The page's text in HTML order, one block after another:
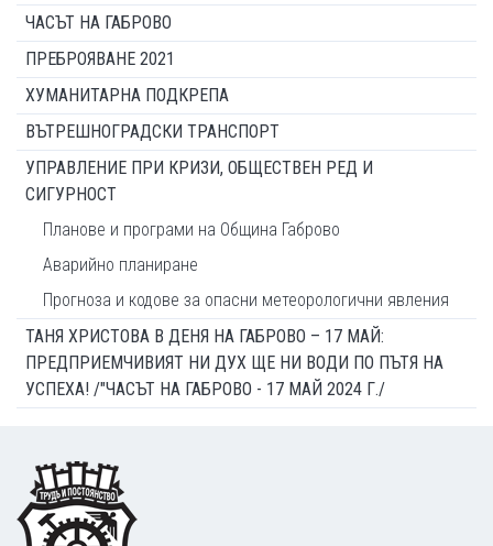
ЧАСЪТ НА ГАБРОВО
ПРЕБРОЯВАНЕ 2021
ХУМАНИТАРНА ПОДКРЕПА
ВЪТРЕШНОГРАДСКИ ТРАНСПОРТ
УПРАВЛЕНИЕ ПРИ КРИЗИ, ОБЩЕСТВЕН РЕД И
СИГУРНОСТ
Планове и програми на Община Габрово
Аварийно планиране
Прогноза и кодове за опасни метеорологични явления
ТАНЯ ХРИСТОВА В ДЕНЯ НА ГАБРОВО – 17 МАЙ:
ПРЕДПРИЕМЧИВИЯТ НИ ДУХ ЩЕ НИ ВОДИ ПО ПЪТЯ НА
УСПЕХА! /"ЧАСЪТ НА ГАБРОВО - 17 МАЙ 2024 Г./
Footer